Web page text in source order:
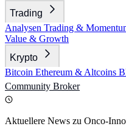
Trading
Analysen Trading &
Value & Growth
Krypto
Bitcoin Ethereum & Altcoins
Community Broker
Aktuellere News zu Onco-